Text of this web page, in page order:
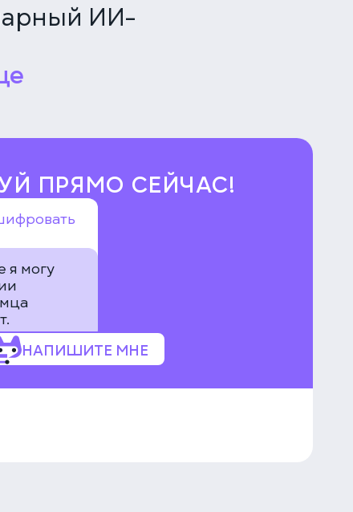
ИИ-
ПРЯМО СЕЙЧАС!
я могу
НАПИШИТЕ МНЕ